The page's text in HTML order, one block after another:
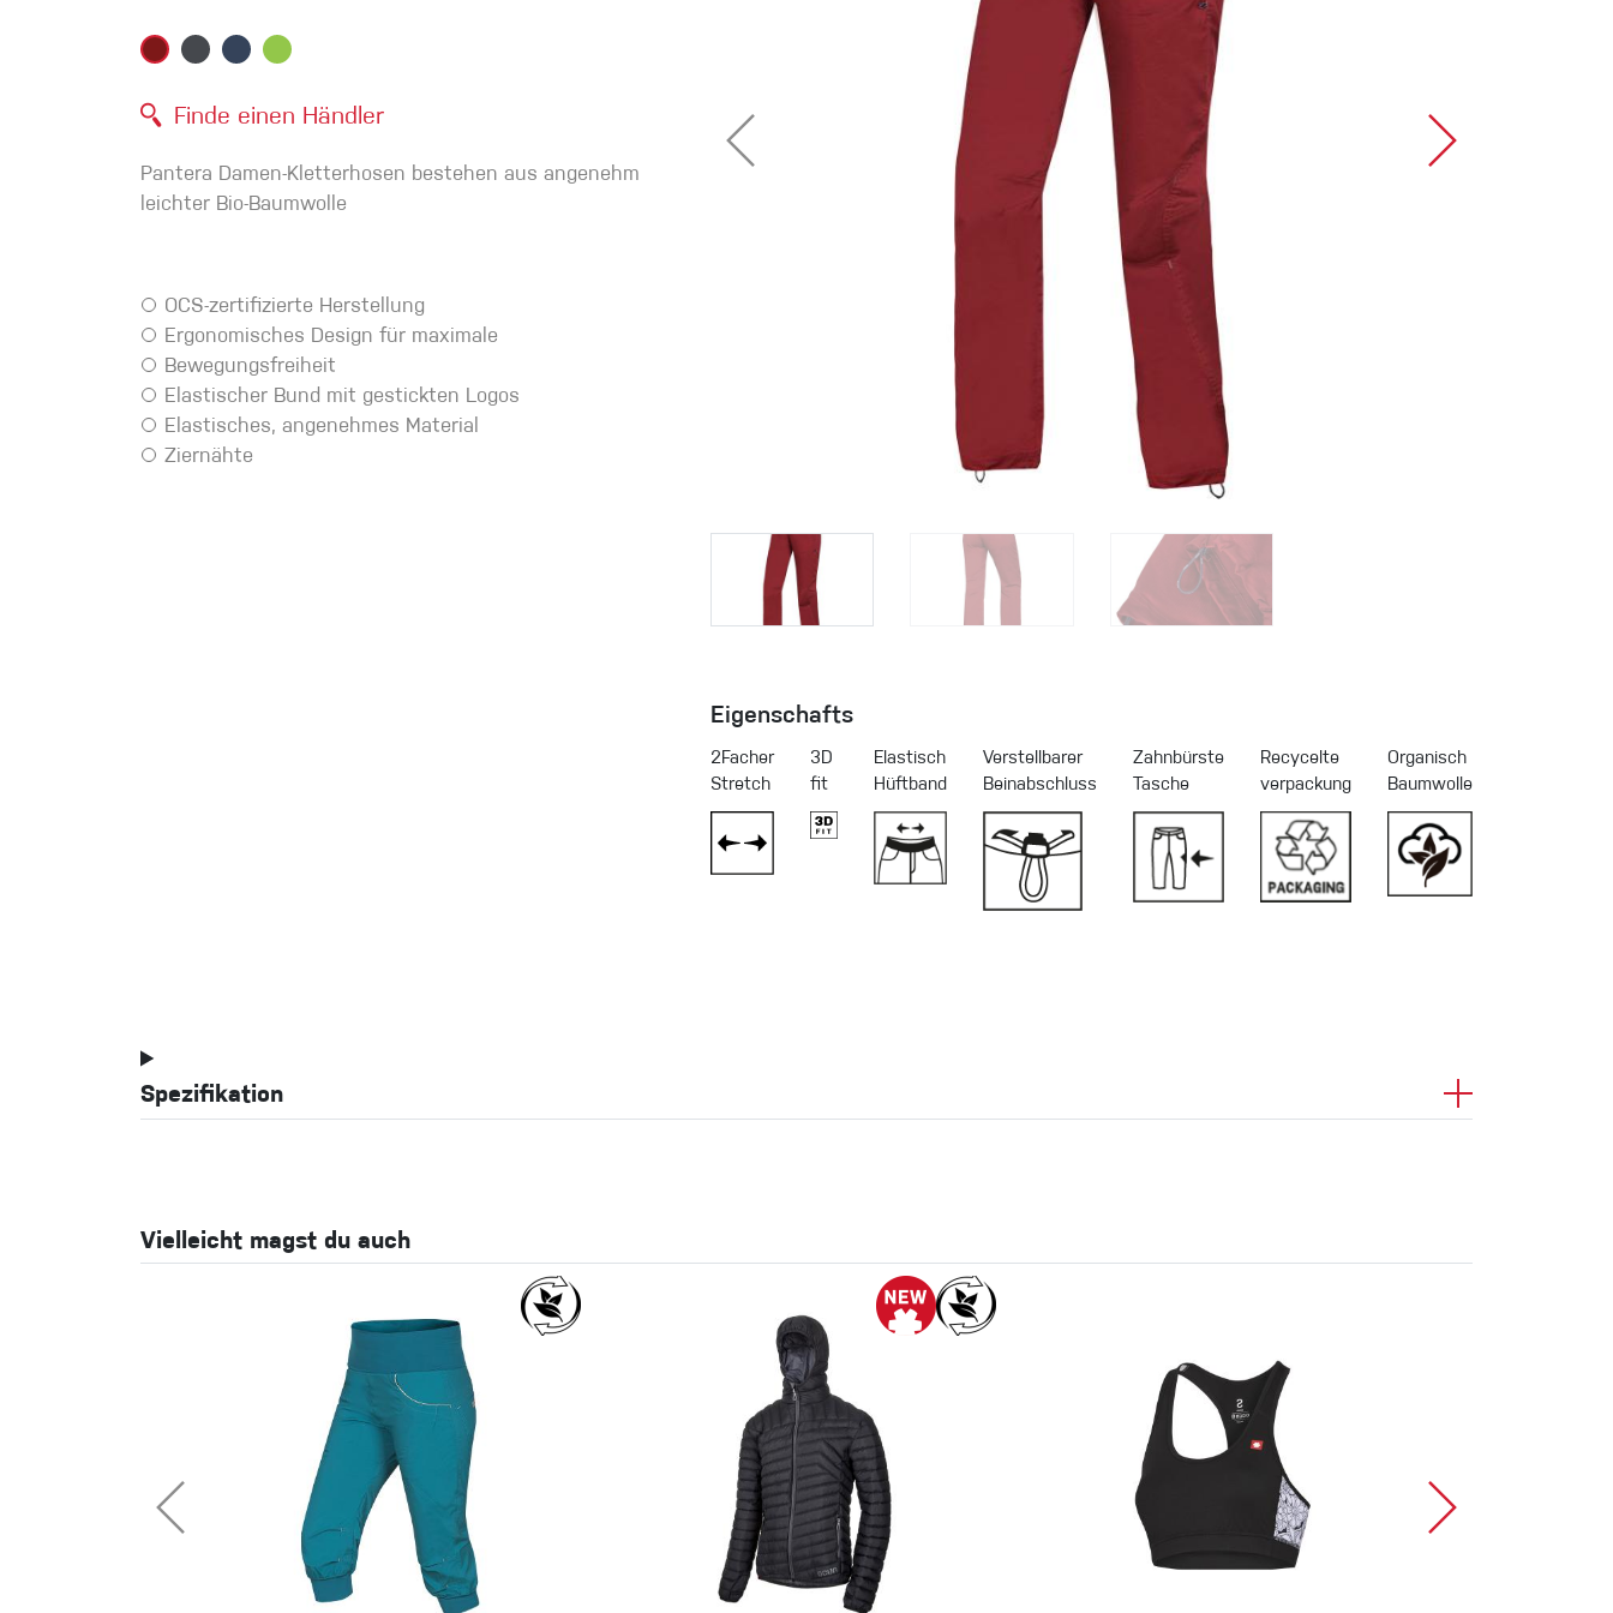
Handschuhe
Männer Kletterhose
Finde einen Händler
Pantera Damen-Kletterhosen bestehen aus angenehm
leichter Bio-Baumwolle
OCS-zertifizierte Herstellung
Ergonomisches Design für maximale
Bewegungsfreiheit
Elastischer Bund mit gestickten Logos
Elastisches, angenehmes Material
Ziernähte
Eigenschafts
2Facher
Stretch
3D
fit
Elastisch
Hüftband
Verstellbarer
Beinabschluss
Zahnbürste
Tasche
Recycelte
verpackung
Organisch
Baumwolle
Spezifikation
Vielleicht magst du auch